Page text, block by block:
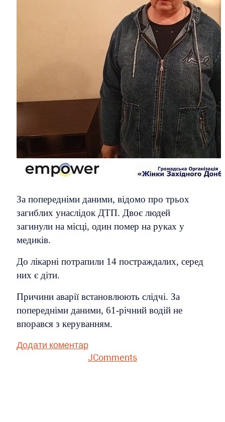
За попередніми даними, відомо про трьох
загиблих унаслідок ДТП. Двоє людей
загинули на місці, один помер на руках у
медиків.
До лікарні потрапили 14 постраждалих, серед
них є діти.
Причини аварії встановлюють слідчі. За
попередніми даними, 61-річний водій не
впорався з керуванням.
Додати коментар
JComments